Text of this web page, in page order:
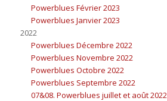
Powerblues Février 2023
Powerblues Janvier 2023
2022
Powerblues Décembre 2022
Powerblues Novembre 2022
Powerblues Octobre 2022
Powerblues Septembre 2022
07&08. Powerblues juillet et août 2022